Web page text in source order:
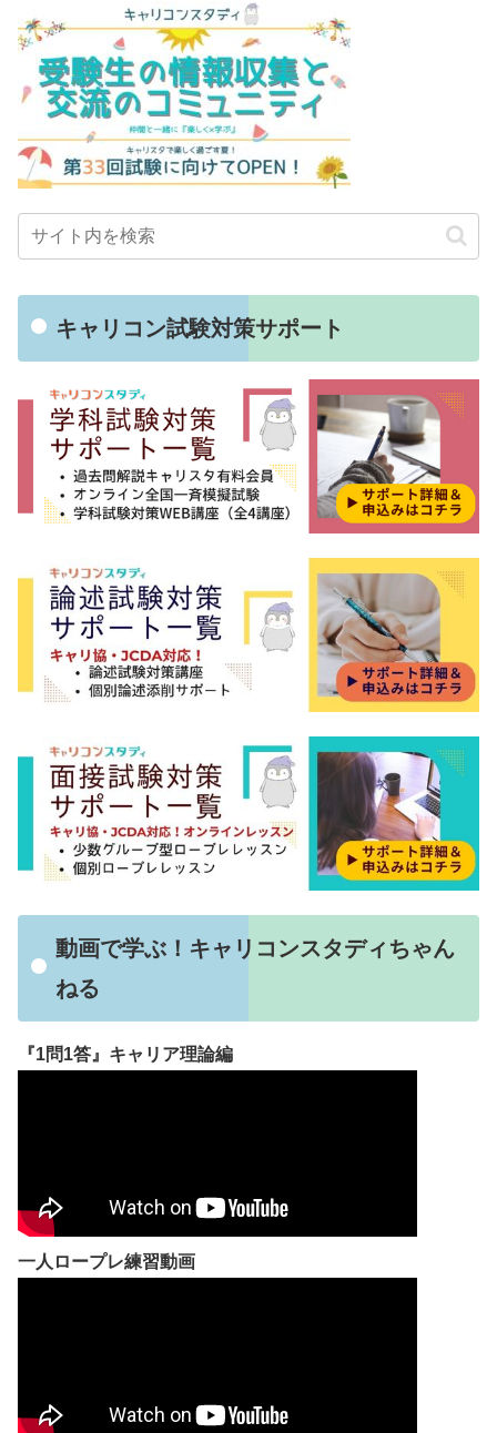
キャリコン試験対策サポート
動画で学ぶ！キャリコンスタディちゃん
ねる
『1問1答』キャリア理論編
一人ロープレ練習動画